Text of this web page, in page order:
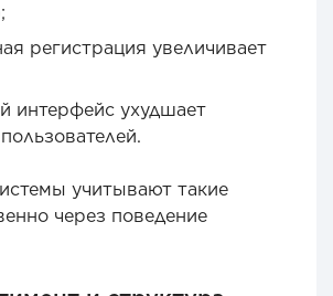
регистрация увеличивает
интерфейс ухудшает
учитывают такие
через поведение